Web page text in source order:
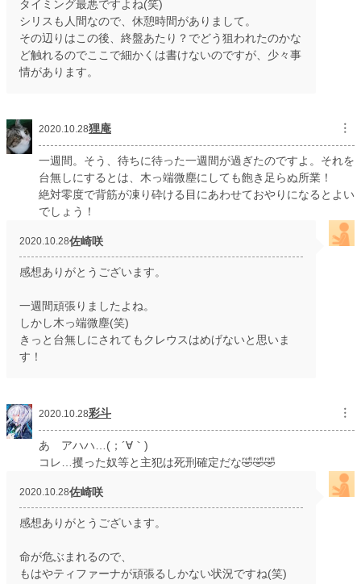
タイミング最悪ですよね(笑)
シリスも人間なので、休憩時間がありまして。
その辺りはこの後、終盤あたり？でどう狙われたのかな
ど触れるのでここで細かくは書けないのですが、少々事
情があります。
2020.10.28狸庵 ︙
一週間。そう、待ちに待った一週間が過ぎたのですよ。それを
台無しにするとは、木っ端微塵にしても飽き足らぬ所業！
絶対零度で背筋が凍り砕ける目にあわせておやりになるとよい
でしょう！
2020.10.28佐崎咲
感想ありがとうございます。
一週間頑張りましたよね。
しかし木っ端微塵(笑)
きっと台無しにされてもクレウスはめげないと思いま
す！
2020.10.28彩斗 ︙
あ アハハ…(；´∀｀)
コレ…攫った奴等と主犯は死刑確定だな🤣🤣🤣
2020.10.28佐崎咲
感想ありがとうございます。
命が危ぶまれるので、
もはやティファーナが頑張るしかない状況ですね(笑)